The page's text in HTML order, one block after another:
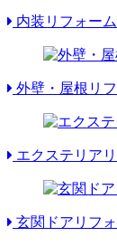
内装リフォーム
外壁・屋根リ
エクステリア
玄関ドアリフ